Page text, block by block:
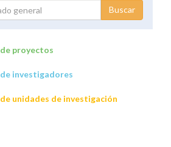
proyectos
investigadores
unidades de investigación